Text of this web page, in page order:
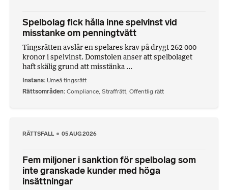
Spelbolag fick hålla inne spelvinst vid
misstanke om penningtvätt
Tingsrätten avslår en spelares krav på drygt 262 000
kronor i spelvinst. Domstolen anser att spelbolaget
haft skälig grund att misstänka ...
Instans Umeå tingsrätt
Rättsområden Compliance Straffrätt Offentlig rätt
RÄTTSFALL 05 AUG 2026
Fem miljoner i sanktion för spelbolag som
inte granskade kunder med höga
insättningar